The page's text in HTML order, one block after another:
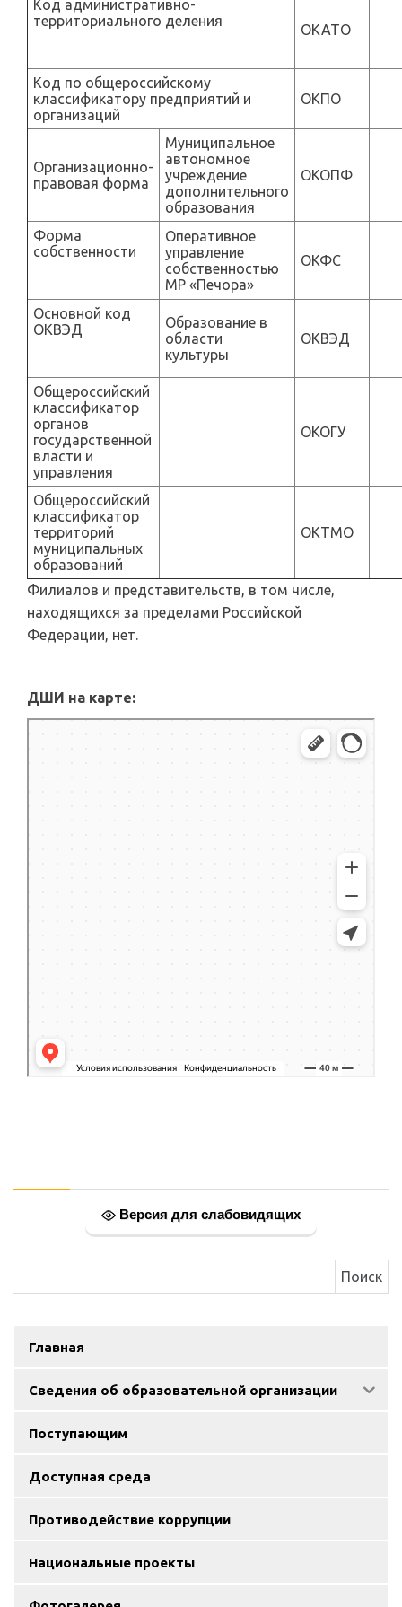
Код административно-
территориального деления
ОКАТО
Код по общероссийскому
классификатору предприятий и
организаций
ОКПО
Организационно-
правовая форма
Муниципальное
автономное
учреждение
дополнительного
образования
ОКОПФ
Форма
собственности
Оперативное
управление
собственностью
МР «Печора»
ОКФС
Основной код
ОКВЭД
Образование в
области
культуры
ОКВЭД
Общероссийский
классификатор
органов
государственной
власти и
управления
ОКОГУ
Общероссийский
классификатор
территорий
муниципальных
образований
ОКТМО
Филиалов и представительств, в том числе,
находящихся за пределами Российской
Федерации, нет.
ДШИ на карте:
Версия для слабовидящих
Главная
Сведения об образовательной организации
Поступающим
Доступная среда
Противодействие коррупции
Национальные проекты